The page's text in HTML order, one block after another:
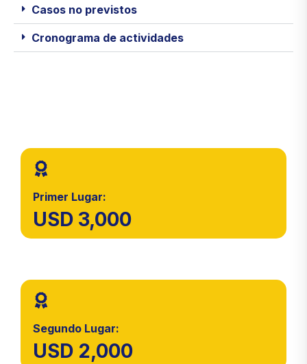
Casos no previstos
Cronograma de actividades
Primer Lugar:
USD 3,000
Segundo Lugar:
USD 2,000